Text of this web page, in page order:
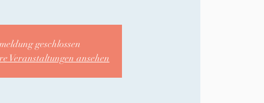
geschlossen
Veranstaltungen ansehen